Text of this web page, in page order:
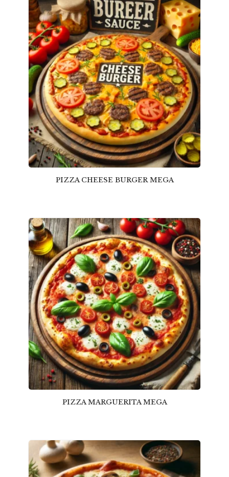
PIZZA CHEESE BURGER MEGA
PIZZA MARGUERITA MEGA